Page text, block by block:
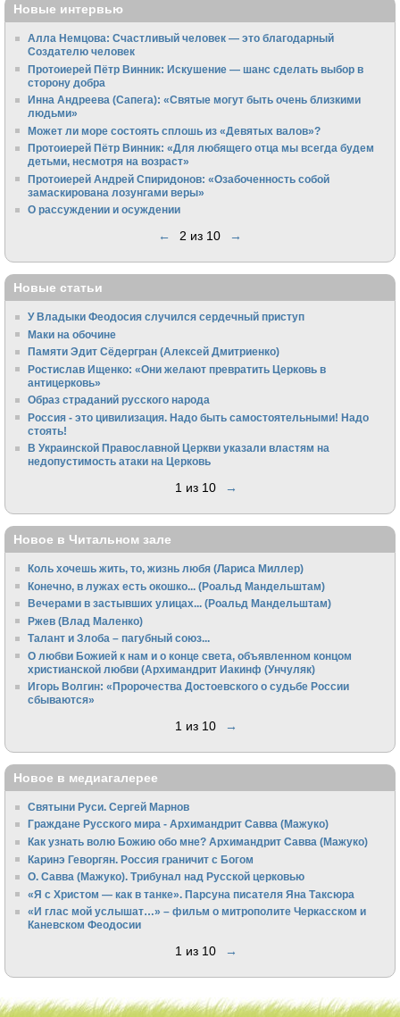
Новые интервью
Алла Немцова: Счастливый человек — это благодарный
Создателю человек
Протоиерей Пётр Винник: Искушение — шанс сделать выбор в
сторону добра
Инна Андреева (Сапега): «Святые могут быть очень близкими
людьми»
Может ли море состоять сплошь из «Девятых валов»?
Протоиерей Пётр Винник: «Для любящего отца мы всегда будем
детьми, несмотря на возраст»
Протоиерей Андрей Спиридонов: «Озабоченность собой
замаскирована лозунгами веры»
О рассуждении и осуждении
← 2 из 10 →
Новые статьи
У Владыки Феодосия случился сердечный приступ
Маки на обочине
Памяти Эдит Сёдергран (Алексей Дмитриенко)
Ростислав Ищенко: «Они желают превратить Церковь в
антицерковь»
Образ страданий русского народа
Россия - это цивилизация. Надо быть самостоятельными! Надо
стоять!
В Украинской Православной Церкви указали властям на
недопустимость атаки на Церковь
1 из 10 →
Новое в Читальном зале
Коль хочешь жить, то, жизнь любя (Лариса Миллер)
Конечно, в лужах есть окошко... (Роальд Мандельштам)
Вечерами в застывших улицах... (Роальд Мандельштам)
Ржев (Влад Маленко)
Талант и Злоба – пагубный союз...
О любви Божией к нам и о конце света, объявленном концом
христианской любви (Архимандрит Иакинф (Унчуляк)
Игорь Волгин: «Пророчества Достоевского о судьбе России
сбываются»
1 из 10 →
Новое в медиагалерее
Святыни Руси. Сергей Марнов
Граждане Русского мира - Архимандрит Савва (Мажуко)
Как узнать волю Божию обо мне? Архимандрит Савва (Мажуко)
Каринэ Геворгян. Россия граничит с Богом
О. Савва (Мажуко). Трибунал над Русской церковью
«Я с Христом — как в танке». Парсуна писателя Яна Таксюра
«И глас мой услышат…» – фильм о митрополите Черкасском и
Каневском Феодосии
1 из 10 →